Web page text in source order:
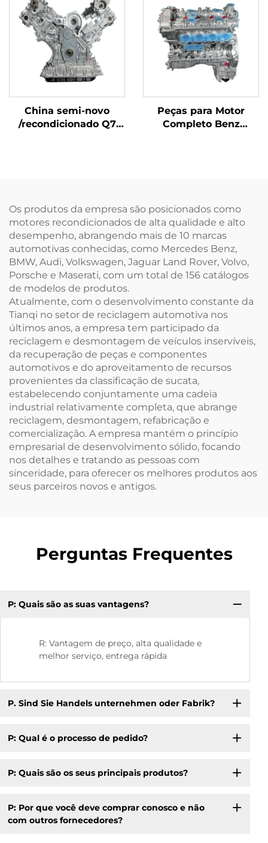
LR011202 Motor de
Carro
China semi-novo
/recondicionado Q7
Peças para Motor
Completo Benz
Os produtos da empresa são posicionados como
motores recondicionados de alta qualidade e alto
desempenho, abrangendo mais de 10 marcas
automotivas conhecidas, como Mercedes Benz,
BMW, Audi, Volkswagen, Jaguar Land Rover, Volvo,
Porsche e Maserati, com um total de 156 catálogos
de modelos de produtos.
Atualmente, com o desenvolvimento constante da
Tianqi no setor de reciclagem automotiva nos
últimos anos, a empresa tem participado da
reciclagem e desmontagem de veículos inservíveis,
da recuperação de peças e componentes
automotivos e do aproveitamento de recursos
provenientes da classificação de sucata,
estabelecendo conjuntamente uma cadeia
industrial relativamente completa, que abrange
reciclagem, desmontagem, refabricação e
comercialização. A empresa mantém o princípio
empresarial de desenvolvimento sólido, focando
nos detalhes e tratando as pessoas com
sinceridade, para oferecer os melhores produtos aos
seus parceiros novos e antigos.
Perguntas Frequentes
P: Quais são as suas vantagens?
R: Vantagem de preço, alta qualidade e
melhor serviço, entrega rápida
P. Sind Sie Handels unternehmen oder Fabrik?
P: Qual é o processo de pedido?
P: Quais são os seus principais produtos?
P: Por que você deve comprar conosco e não
com outros fornecedores?